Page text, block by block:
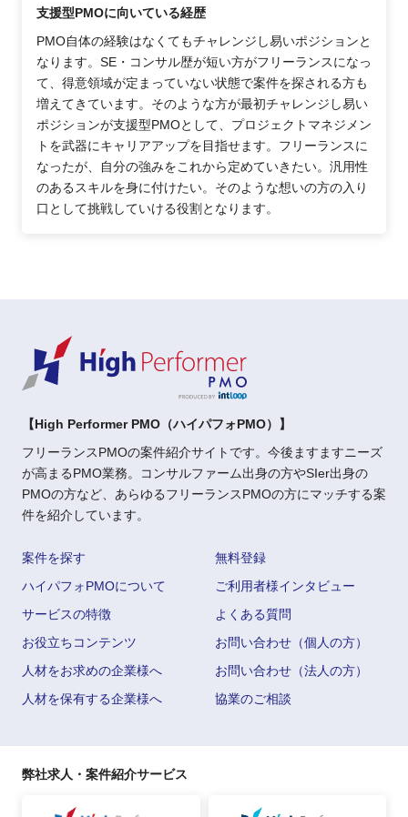
支援型PMOに向いている経歴
PMO自体の経験はなくてもチャレンジし易いポジションと
なります。SE・コンサル歴が短い方がフリーランスになっ
て、得意領域が定まっていない状態で案件を探される方も
増えてきています。そのような方が最初チャレンジし易い
ポジションが支援型PMOとして、プロジェクトマネジメン
トを武器にキャリアアップを目指せます。フリーランスに
なったが、自分の強みをこれから定めていきたい。汎用性
のあるスキルを身に付けたい。そのような想いの方の入り
口として挑戦していける役割となります。
【High Performer PMO（ハイパフォPMO）】
フリーランスPMOの案件紹介サイトです。今後ますますニーズ
が高まるPMO業務。コンサルファーム出身の方やSIer出身の
PMOの方など、あらゆるフリーランスPMOの方にマッチする案
件を紹介しています。
案件を探す
無料登録
ハイパフォPMOについて
ご利用者様インタビュー
サービスの特徴
よくある質問
お役立ちコンテンツ
お問い合わせ（個人の方）
人材をお求めの企業様へ
お問い合わせ（法人の方）
人材を保有する企業様へ
協業のご相談
弊社求人・案件紹介サービス